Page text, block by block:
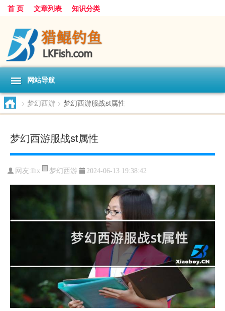
首 页 文章列表 知识分类
网站导航
> 梦幻西游 > 梦幻西游服战st属性
梦幻西游服战st属性
网友: lhx 梦幻西游 2024-06-13 19:38:42